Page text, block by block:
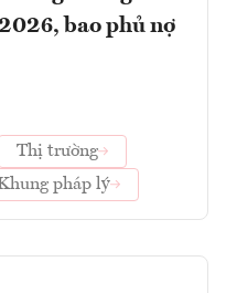
bao phủ nợ
Thị trường
pháp lý